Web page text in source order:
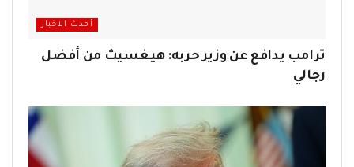
أحدث الاخبار
ترامب يدافع عن وزير حربه: هيغسيث من أفضل
رجالي